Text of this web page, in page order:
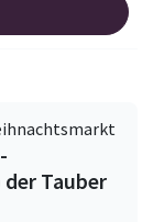
Tauber